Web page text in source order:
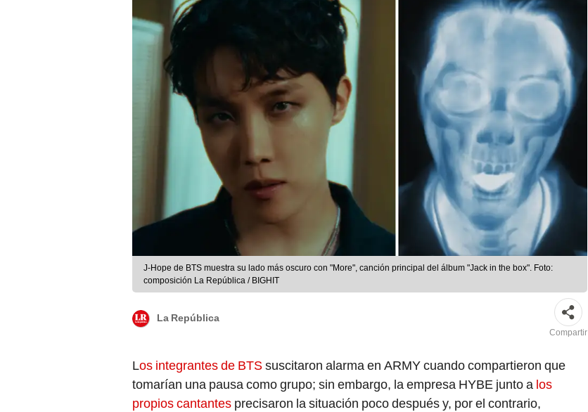
J-Hope de BTS muestra su lado más oscuro con "More", canción principal del álbum "Jack in the box". Foto:
composición La República / BIGHIT
La República
Compartir
Los integrantes de BTSsuscitaron alarma en ARMY cuando compartieron que
tomarían una pausa como grupo; sin embargo, la empresa HYBE junto a los
propios cantantes precisaron la situación poco después y, por el contrario,